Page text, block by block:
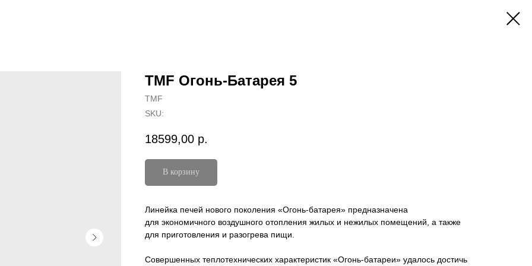
TMF Огонь-Батарея 5
TMF
SKU:
18599,00 р.
В корзину
Линейка печей нового поколения «Огонь-батарея» предназначена
для экономичного воздушного отопления жилых и нежилых помещений, а также
для приготовления и разогрева пищи.
Совершенных теплотехнических характеристик «Огонь-батареи» удалось достичь